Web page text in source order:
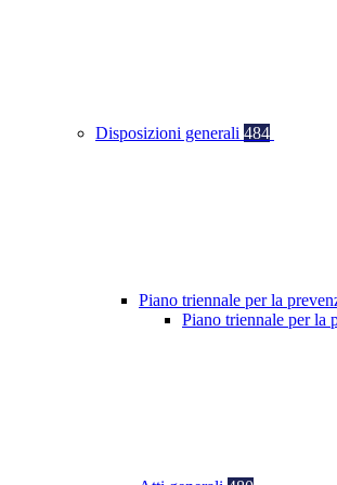
Disposizioni generali 484
Piano triennale per la
Piano triennale per la